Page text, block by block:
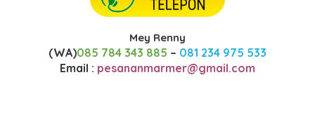
Mey Renny
(WA)085 784 343 885 – 081 234 975 533
Email : pesananmarmer@gmail.com